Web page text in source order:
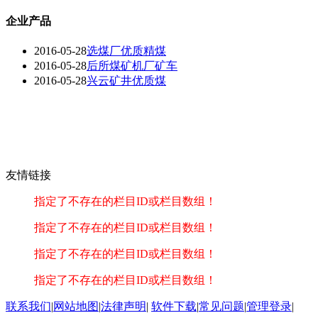
企业产品
2016-05-28选煤厂优质精煤
2016-05-28后所煤矿机厂矿车
2016-05-28兴云矿井优质煤
友情链接
指定了不存在的栏目ID或栏目数组！
指定了不存在的栏目ID或栏目数组！
指定了不存在的栏目ID或栏目数组！
指定了不存在的栏目ID或栏目数组！
联系我们|网站地图|法律声明| 软件下载|常见问题|管理登录|